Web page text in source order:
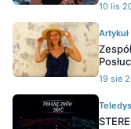
10 lis
Artykuł
19 sie